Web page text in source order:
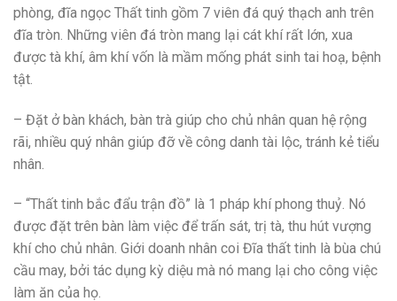
phòng, đĩa ngọc Thất tinh gồm 7 viên đá quý thạch anh trên
đĩa tròn. Những viên đá tròn mang lại cát khí rất lớn, xua
được tà khí, âm khí vốn là mầm mống phát sinh tai hoạ, bệnh
tật.
– Đặt ở bàn khách, bàn trà giúp cho chủ nhân quan hệ rộng
rãi, nhiều quý nhân giúp đỡ về công danh tài lộc, tránh kẻ tiểu
nhân.
– “Thất tinh bắc đẩu trận đồ” là 1 pháp khí phong thuỷ. Nó
được đặt trên bàn làm việc để trấn sát, trị tà, thu hút vượng
khí cho chủ nhân. Giới doanh nhân coi Đĩa thất tinh là bùa chú
cầu may, bởi tác dụng kỳ diệu mà nó mang lại cho công việc
làm ăn của họ.